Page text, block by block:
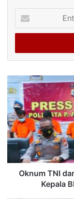
your
Email
Oknum TNI
Kepala